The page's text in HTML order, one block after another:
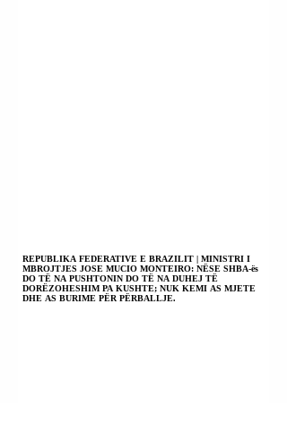
REPUBLIKA FEDERATIVE E BRAZILIT | MINISTRI I
MBROJTJES JOSE MUCIO MONTEIRO: NËSE SHBA-ës
DO TË NA PUSHTONIN DO TË NA DUHEJ TË
DORËZOHESHIM PA KUSHTE; NUK KEMI AS MJETE
DHE AS BURIME PËR PËRBALLJE.